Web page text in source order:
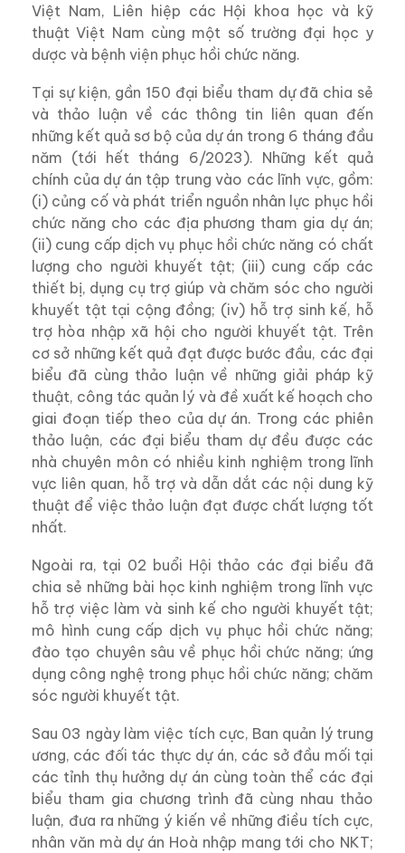
Việt Nam, Liên hiệp các Hội khoa học và kỹ
thuật Việt Nam cùng một số trường đại học y
dược và bệnh viện phục hồi chức năng.
Tại sự kiện, gần 150 đại biểu tham dự đã chia sẻ
và thảo luận về các thông tin liên quan đến
những kết quả sơ bộ của dự án trong 6 tháng đầu
năm (tới hết tháng 6/2023). Những kết quả
chính của dự án tập trung vào các lĩnh vực, gồm:
(i) củng cố và phát triển nguồn nhân lực phục hồi
chức năng cho các địa phương tham gia dự án;
(ii) cung cấp dịch vụ phục hồi chức năng có chất
lượng cho người khuyết tật; (iii) cung cấp các
thiết bị, dụng cụ trợ giúp và chăm sóc cho người
khuyết tật tại cộng đồng; (iv) hỗ trợ sinh kế, hỗ
trợ hòa nhập xã hội cho người khuyết tật. Trên
cơ sở những kết quả đạt được bước đầu, các đại
biểu đã cùng thảo luận về những giải pháp kỹ
thuật, công tác quản lý và đề xuất kế hoạch cho
giai đoạn tiếp theo của dự án. Trong các phiên
thảo luận, các đại biểu tham dự đều được các
nhà chuyên môn có nhiều kinh nghiệm trong lĩnh
vực liên quan, hỗ trợ và dẫn dắt các nội dung kỹ
thuật để việc thảo luận đạt được chất lượng tốt
nhất.
Ngoài ra, tại 02 buổi Hội thảo các đại biểu đã
chia sẻ những bài học kinh nghiệm trong lĩnh vực
hỗ trợ việc làm và sinh kế cho người khuyết tật;
mô hình cung cấp dịch vụ phục hồi chức năng;
đào tạo chuyên sâu về phục hồi chức năng; ứng
dụng công nghệ trong phục hồi chức năng; chăm
sóc người khuyết tật.
Sau 03 ngày làm việc tích cực, Ban quản lý trung
ương, các đối tác thực dự án, các sở đầu mối tại
các tỉnh thụ hưởng dự án cùng toàn thể các đại
biểu tham gia chương trình đã cùng nhau thảo
luận, đưa ra những ý kiến về những điều tích cực,
nhân văn mà dự án Hoà nhập mang tới cho NKT;